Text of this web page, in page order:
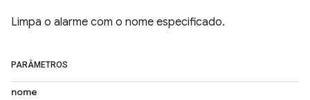
Limpa o alarme com o nome especificado.
PARÂMETROS
nome